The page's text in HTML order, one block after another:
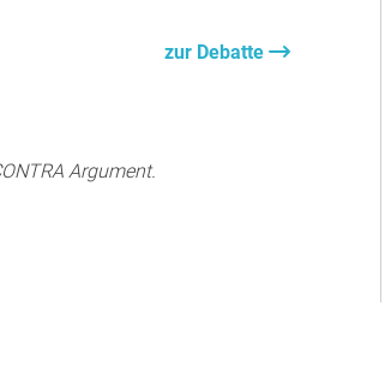
zur Debatte
Argument.